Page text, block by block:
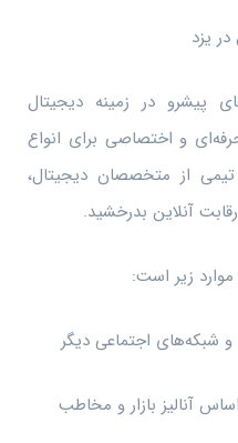
یزد
پیشرو در زمینه دیجیتال
و اختصاصی برای انواع
از متخصصان دیجیتال،
آنلاین بدرخشید.
زیر است:
و شبکه‌های اجتماعی دیگر
آنالیز بازار و مخاطب